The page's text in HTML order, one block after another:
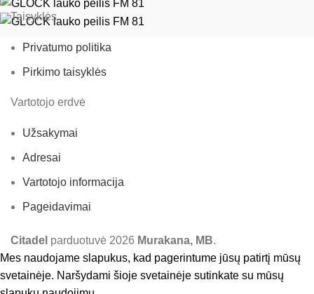
Taisyklės
Privatumo politika
Pirkimo taisyklės
Vartotojo erdvė
Užsakymai
Adresai
Vartotojo informacija
Pageidavimai
Citadel parduotuvė 2026 Murakana, MB.
Mes naudojame slapukus, kad pagerintume jūsų patirtį mūsų
svetainėje. Naršydami šioje svetainėje sutinkate su mūsų